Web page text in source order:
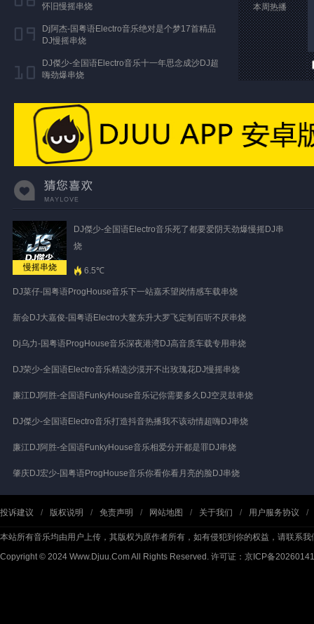
怀旧慢摇串烧
Dj阿杰-国粤语Electro音乐绝对是个梦17首精品
DJ慢摇串烧
DJ傑少-全国语Electro音乐十一年思念成沙DJ超
嗨劲爆串烧
本周热播
慢摇串烧
DJ傑少-全国语Electro音乐死了都要爱阴天劲爆慢摇DJ串
烧
6.5℃
DJ菜仔-国粤语ProgHouse音乐下一站嘉禾望岗情感车载串烧
新会DJ大嘉俊-国粤语Electro大鳌东升大罗飞定制百听不厌串烧
Dj乌力-国粤语ProgHouse音乐深夜港湾DJ高音质车载专用串烧
DJ荣少-全国语Electro音乐精选沙漠开不出玫瑰花DJ慢摇串烧
廉江DJ阿胜-全国语FunkyHouse音乐记你需要多久DJ空灵鼓串烧
DJ傑少-全国语Electro音乐打造抖音热播我不该动情超嗨DJ串烧
廉江DJ阿胜-全国语FunkyHouse音乐相爱分开都是罪DJ串烧
肇庆DJ宏少-国粤语ProgHouse音乐你看你看月亮的脸DJ串烧
投诉建议 / 版权说明 / 免责声明 / 网站地图 / 关于我们 / 用户服务协议 /
本站所有音乐均由用户上传，其版权为原作者所有，如有侵犯到你的权益，请联系我
Copyright © 2024 Www.Djuu.Com All Rights Reserved. 许可证：京ICP备